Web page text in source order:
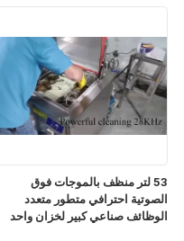
53 لتر منظف بالموجات فوق
الصوتية احترافي متطور متعدد
الوظائف صناعي كبير لخزان واحد